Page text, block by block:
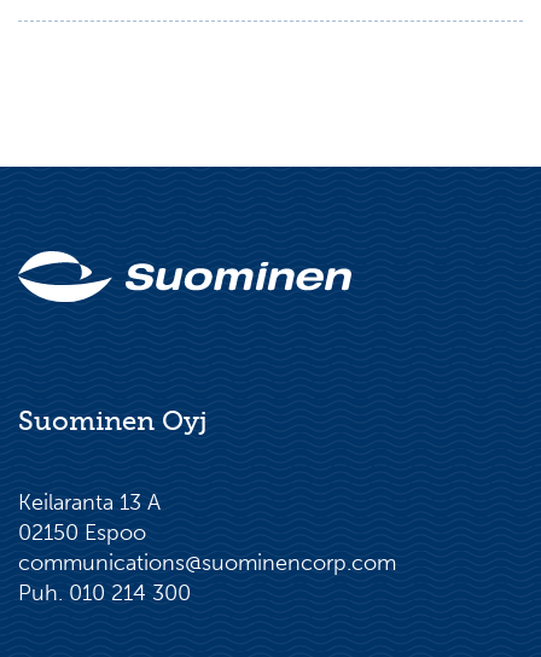
Suominen Oyj
Keilaranta 13 A
02150 Espoo
communications@suominencorp.com
Puh. 010 214 300